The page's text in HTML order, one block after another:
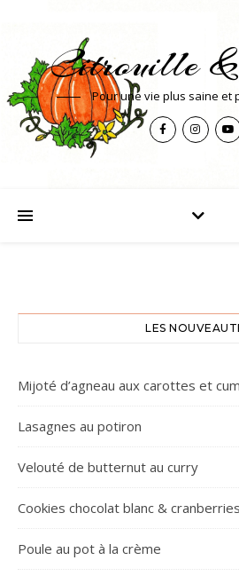
Citrouille
Pour une vie plus saine et
LES
Mijoté d’agneau aux carottes et
Lasagnes au potiron
Velouté de butternut au curry
Cookies chocolat blanc & cranberries
Poule au pot à la crème